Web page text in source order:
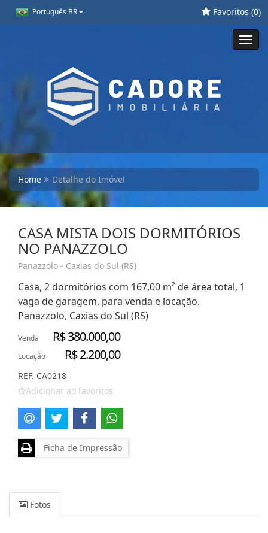
Português BR Favoritos (0)
Home Detalhe do Imóvel
CASA MISTA DOIS DORMITÓRIOS
NO PANAZZOLO
Panazzolo - Caxias do Sul (RS)
Casa, 2 dormitórios com 167,00 m² de área total, 1
vaga de garagem, para venda e locação.
Panazzolo, Caxias do Sul (RS)
Venda R$ 380.000,00
Locação R$ 2.200,00
REF. CA0218
Adicionar ao favoritos
Ficha de Impressão
Fotos